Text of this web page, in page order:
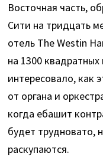
Восточная часть,
Сити на тридцать
отель The Westin
на 1300
интересовало, как
от органа и
когда ебашит
будет трудновато,
раскупаются.